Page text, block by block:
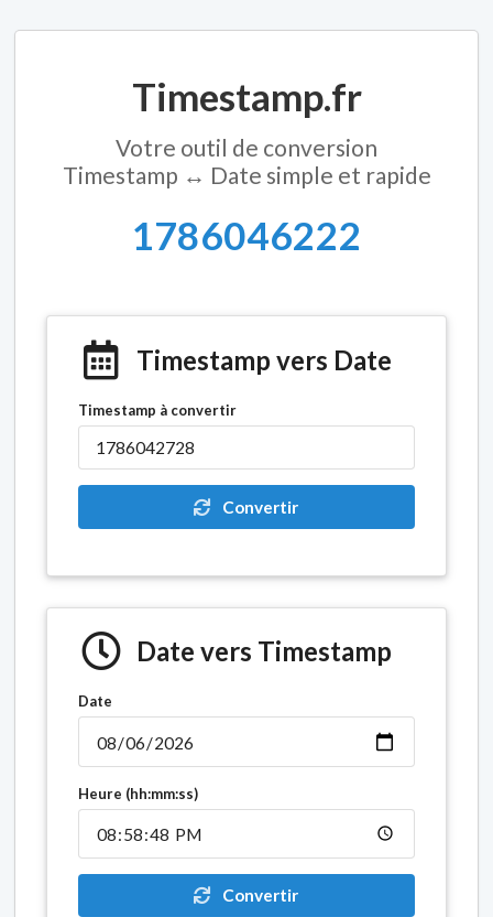
Timestamp.fr
Votre outil de conversion
Timestamp ↔ Date simple et rapide
1786046222
Timestamp vers Date
Timestamp à convertir
Convertir
Date vers Timestamp
Date
Heure (hh:mm:ss)
Convertir